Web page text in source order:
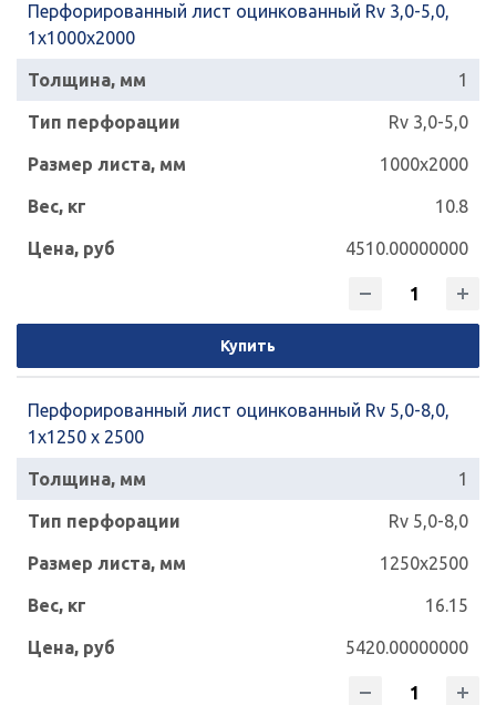
Перфорированный лист оцинкованный Rv 3,0-5,0,
1х1000х2000
1
Rv 3,0-5,0
1000x2000
10.8
4510.00000000
Купить
Перфорированный лист оцинкованный Rv 5,0-8,0,
1х1250 х 2500
1
Rv 5,0-8,0
1250x2500
16.15
5420.00000000